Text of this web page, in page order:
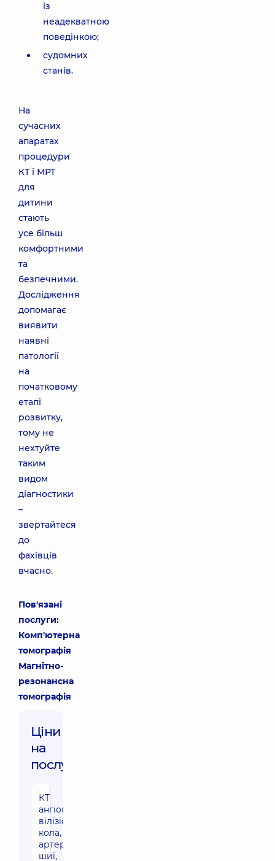
із
неадекватною
поведінкою;
судомних
станів.
На
сучасних
апаратах
процедури
КТ і МРТ
для
дитини
стають
усе більш
комфортними
та
безпечними.
Дослідження
допомагає
виявити
наявні
патології
на
початковому
етапі
розвитку,
тому не
нехтуйте
таким
видом
діагностики
–
звертайтеся
до
фахівців
вчасно.
Пов'язані
послуги:
Комп'ютерна
томографія
Магнітно-
резонансна
томографія
Ціни
на
послуги:
КТ
ангіографія
вілізієвого
кола,
артерій
шиї,